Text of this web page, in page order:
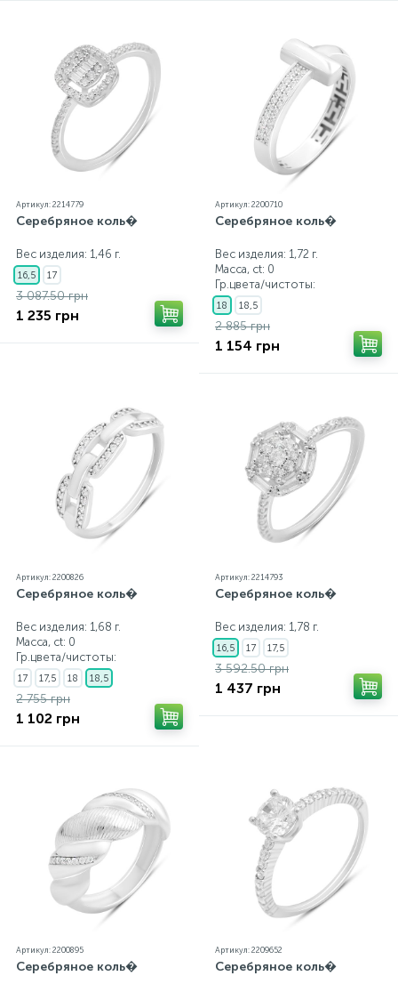
от реальных из-за особенностей цветопередачи
экрана
Артикул: 2214779
Серебряное коль�
Вес изделия: 1,46 г.
16,5 17
3 087.50 грн
1 235 грн
Артикул: 2200710
Серебряное коль�
Вес изделия: 1,72 г.
Масса, ct: 0
Гр.цвета/чистоты:
18 18,5
2 885 грн
1 154 грн
Артикул: 2200826
Серебряное коль�
Вес изделия: 1,68 г.
Масса, ct: 0
Гр.цвета/чистоты:
17 17,5 18 18,5
2 755 грн
1 102 грн
Артикул: 2214793
Серебряное коль�
Вес изделия: 1,78 г.
16,5 17 17,5
3 592.50 грн
1 437 грн
Артикул: 2200895
Серебряное коль�
Артикул: 2209652
Серебряное коль�